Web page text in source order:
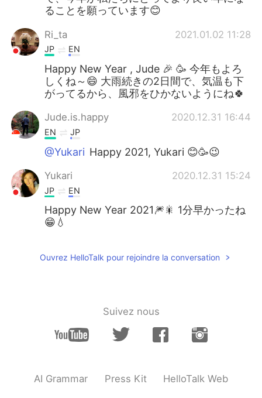
ることを願っています😊
Ri_ta 2021.01.02 11:28
JP EN
Happy New Year , Jude 🎉 🥳 今年もよろ
しくね～😄 大雨続きの2日間で、気温も下
がってるから、風邪をひかないようにね🍀
Jude.is.happy 2020.12.31 16:44
EN JP
@Yukari Happy 2021, Yukari 😊🥳😉
Yukari 2020.12.31 15:24
JP EN
Happy New Year 2021🎆🎇 1分早かったね
😁💧
Ouvrez HelloTalk pour rejoindre la conversation
Suivez nous
AI Grammar Press Kit HelloTalk Web